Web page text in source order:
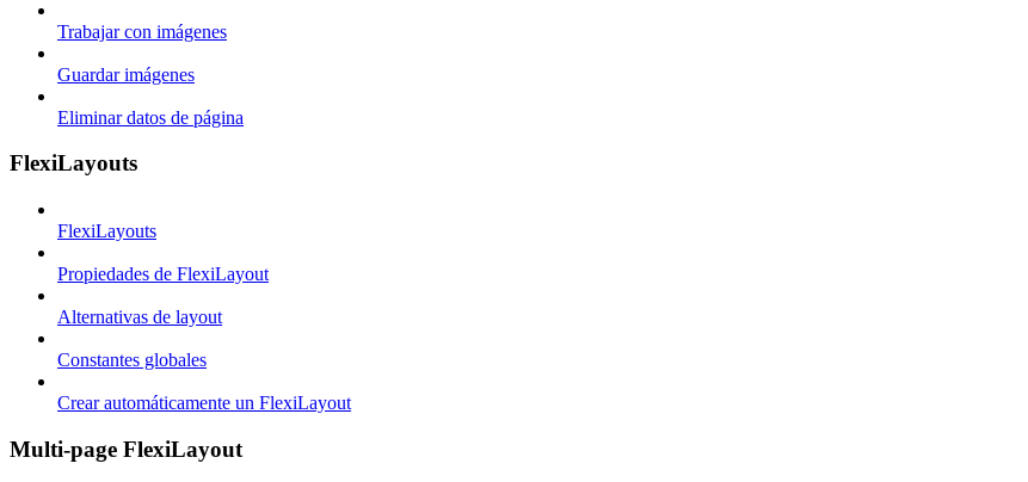
Trabajar con imágenes
Guardar imágenes
Eliminar datos de página
FlexiLayouts
FlexiLayouts
Propiedades de FlexiLayout
Alternativas de layout
Constantes globales
Crear automáticamente un FlexiLayout
Multi-page FlexiLayout